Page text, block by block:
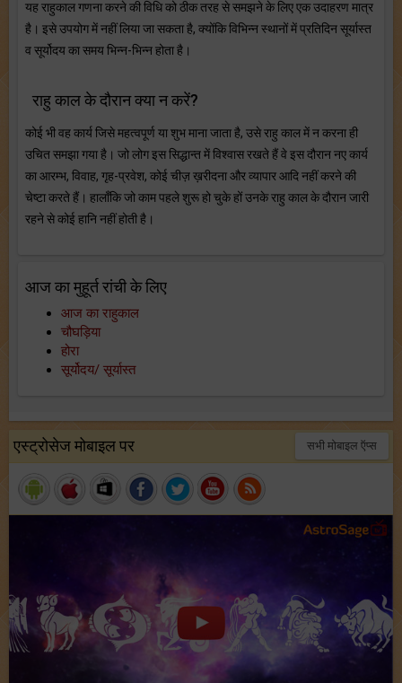
यह राहुकाल गणना करने की विधि को ठीक तरह से समझने के लिए एक उदाहरण मात्र
है। इसे उपयोग में नहीं लिया जा सकता है, क्योंकि विभिन्न स्थानों में प्रतिदिन सूर्यास्त
व सूर्योदय का समय भिन्न-भिन्न होता है।
राहु काल के दौरान क्या न करें?
कोई भी वह कार्य जिसे महत्वपूर्ण या शुभ माना जाता है, उसे राहु काल में न करना ही
उचित समझा गया है। जो लोग इस सिद्धान्त में विश्वास रखते हैं वे इस दौरान नए कार्य
का आरम्भ, विवाह, गृह-प्रवेश, कोई चीज़ ख़रीदना और व्यापार आदि नहीं करने की
चेष्टा करते हैं। हालाँकि जो काम पहले शुरू हो चुके हों उनके राहु काल के दौरान जारी
रहने से कोई हानि नहीं होती है।
आज का मुहूर्त रांची के लिए
आज का राहुकाल
चौघड़िया
होरा
सूर्योदय/ सूर्यास्त
एस्ट्रोसेज मोबाइल पर सभी मोबाइल ऍप्स